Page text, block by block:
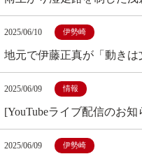
2025/06/10 伊勢崎
地元で伊藤正真が「動き
2025/06/09 情報
[YouTubeライブ配信のお
2025/06/09 伊勢崎